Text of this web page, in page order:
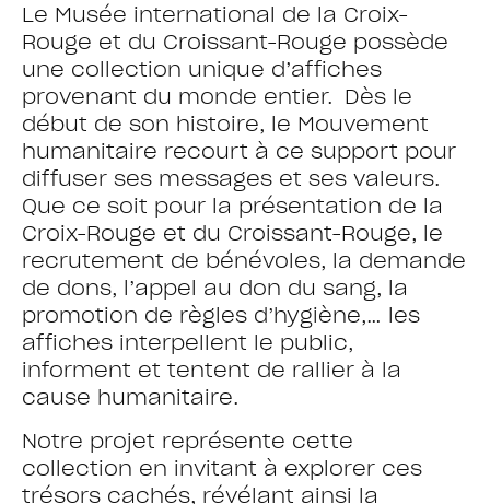
Le Musée international de la Croix-
Rouge et du Croissant-Rouge possède
une collection unique d’affiches
provenant du monde entier. Dès le
début de son histoire, le Mouvement
humanitaire recourt à ce support pour
diffuser ses messages et ses valeurs.
Que ce soit pour la présentation de la
Croix-Rouge et du Croissant-Rouge, le
recrutement de bénévoles, la demande
de dons, l’appel au don du sang, la
promotion de règles d’hygiène,… les
affiches interpellent le public,
informent et tentent de rallier à la
cause humanitaire.
Notre projet représente cette
collection en invitant à explorer ces
trésors cachés, révélant ainsi la